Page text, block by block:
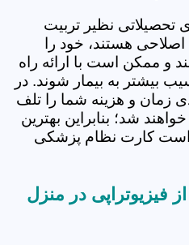
تحصیلاتی نظیر تربیت
هستند، خود را
و ممکن است با ارائه راه
بیشتر به بیمار شوند. در
زمان و هزینه شما را تلف
شد؛ بنابراین بهترین
کارت نظام پزشکی
فیزیوتراپی در منزل